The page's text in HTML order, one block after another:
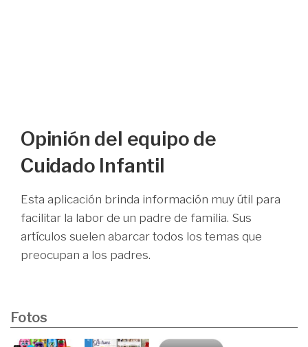
Opinión del equipo de
Cuidado Infantil
Esta aplicación brinda información muy útil para
facilitar la labor de un padre de familia. Sus
artículos suelen abarcar todos los temas que
preocupan a los padres.
Fotos